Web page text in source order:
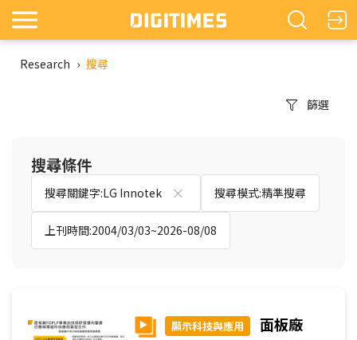
Research › 搜尋
篩選
搜尋條件
搜尋關鍵字:LG Innotek 搜尋模式:精準搜尋
上刊時間:2004/03/03~2026-08/08
顯示科技與應用
面板廠